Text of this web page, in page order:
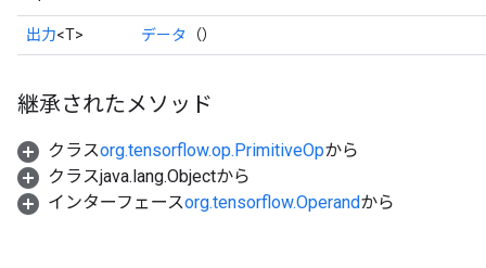
出力<T> データ （）
継承されたメソッド
クラスorg.tensorflow.op.PrimitiveOpから
クラスjava.lang.Objectから
インターフェースorg.tensorflow.Operandから